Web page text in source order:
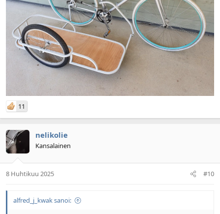
11
nelikolie
Kansalainen
8 Huhtikuu 2025 #10
alfred_j_kwak sanoi: